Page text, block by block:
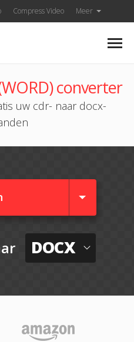
Compress Video Meer
converter
uw cdr- naar docx-
DOCX